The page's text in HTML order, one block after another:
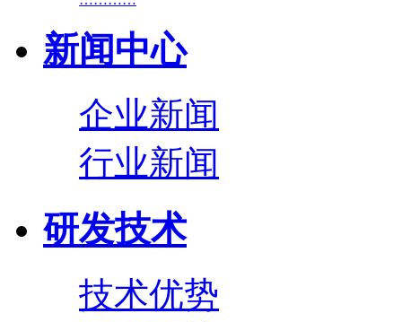
新闻中心
企业新闻
行业新闻
研发技术
技术优势